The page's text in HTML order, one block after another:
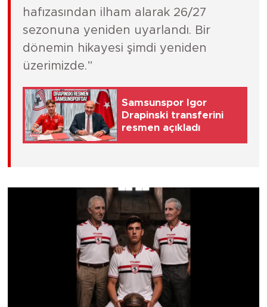
hafızasından ilham alarak 26/27
sezonuna yeniden uyarlandı. Bir
dönemin hikayesi şimdi yeniden
üzerimizde.”
Samsunspor Igor
Drapinski transferini
resmen açıkladı